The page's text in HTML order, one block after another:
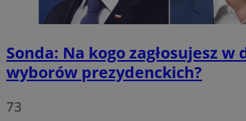
Sonda: Na kogo zagłosujesz
wyborów prezydenckich?
73